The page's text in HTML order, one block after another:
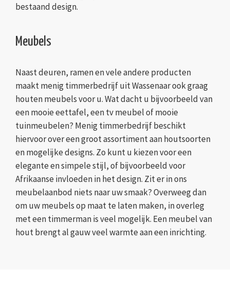
bestaand design.
Meubels
Naast deuren, ramen en vele andere producten
maakt menig timmerbedrijf uit Wassenaar ook graag
houten meubels voor u. Wat dacht u bijvoorbeeld van
een mooie eettafel, een tv meubel of mooie
tuinmeubelen? Menig timmerbedrijf beschikt
hiervoor over een groot assortiment aan houtsoorten
en mogelijke designs. Zo kunt u kiezen voor een
elegante en simpele stijl, of bijvoorbeeld voor
Afrikaanse invloeden in het design. Zit er in ons
meubelaanbod niets naar uw smaak? Overweeg dan
om uw meubels op maat te laten maken, in overleg
met een timmerman is veel mogelijk. Een meubel van
hout brengt al gauw veel warmte aan een inrichting.